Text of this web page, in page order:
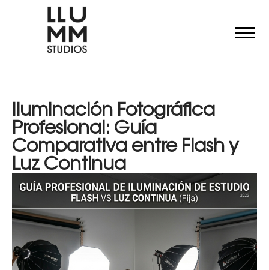
Iluminación Fotográfica
Profesional: Guía
Comparativa entre Flash y
Luz Continua